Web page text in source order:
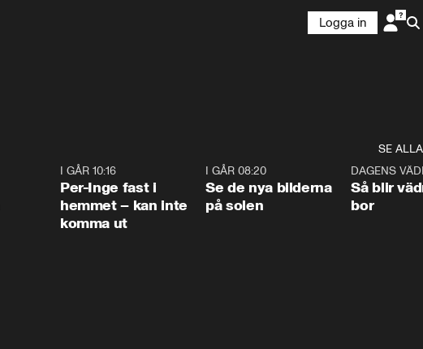
Logga in
SE ALLA
I GÅR 10:16
Per-Inge fast i
hemmet – kan inte
komma ut
I GÅR 08:20
Se de nya bilderna
på solen
DAGENS
Så blir
bor